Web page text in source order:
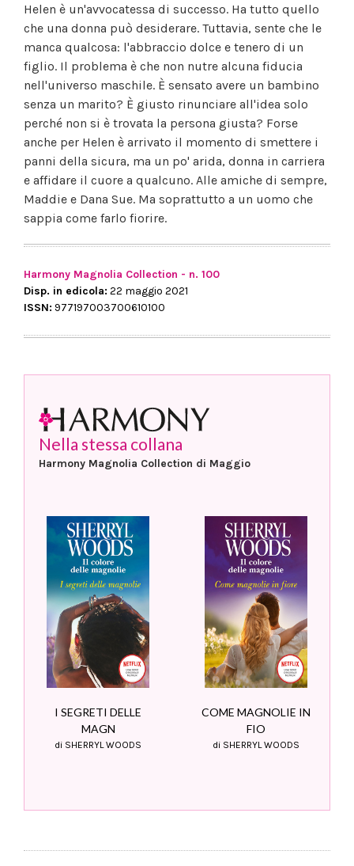
Helen è un'avvocatessa di successo. Ha tutto quello
che una donna può desiderare. Tuttavia, sente che le
manca qualcosa: l'abbraccio dolce e tenero di un
figlio. Il problema è che non nutre alcuna fiducia
nell'universo maschile. È sensato avere un bambino
senza un marito? È giusto rinunciare all'idea solo
perché non si è trovata la persona giusta? Forse
anche per Helen è arrivato il momento di smettere i
panni della sicura, ma un po' arida, donna in carriera
e affidare il cuore a qualcuno. Alle amiche di sempre,
Maddie e Dana Sue. Ma soprattutto a un uomo che
sappia come farlo fiorire.
Harmony Magnolia Collection - n. 100
Disp. in edicola: 22 maggio 2021
ISSN: 977197003700610100
Nella stessa collana
Harmony Magnolia Collection di Maggio
I SEGRETI DELLE
MAGN
di SHERRYL WOODS
COME MAGNOLIE IN
FIO
di SHERRYL WOODS